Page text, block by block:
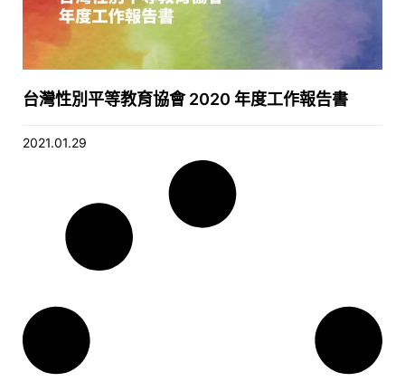
台灣性別平等教育協會 2020 年度工作報告書
2021.01.29